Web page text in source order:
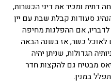
דתית ומכיר את דיני הכשרות,
סעודות קבלת שבת עם יין
אם ההפלגות מחיפה
לאוכל כשר, אז בשנה הבאה
הגדולות, שניתן יהיה
מבטיח גם להקצות חדר
במנין.